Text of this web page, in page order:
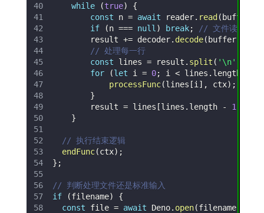
while
(true)
{
const n = await reader. read ( buffer
if
(n === null ) break;
// 文件读取完毕
        result
+= decoder. decode( buffer.
// 处理每一行
const lines = result . split ( '\n'
for
(let i = 0; i < lines . length
processFunc(lines [i ] , ctx) ;
}
        result
= lines [lines . length - 1
}
// 执行结束逻辑
endFunc(ctx) ;
} ;
// 判断处理文件还是标准输入
if
(filename)
{
const file = await Deno. open(filename,